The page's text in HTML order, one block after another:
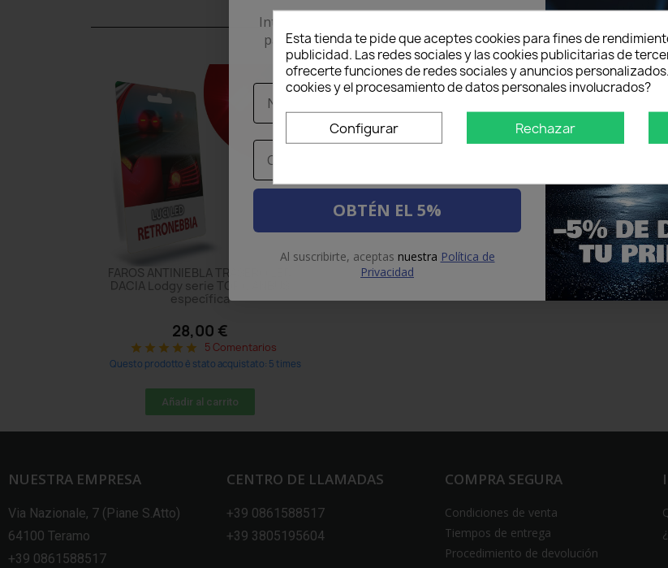
FAROS ANTINIEBLA TRASERO LED
DACIA Lodgy serie TOP CANBUS
específica
28,00 €
star star star star star 5 Comentarios
Questo prodotto è stato acquistato: 5 times
Añadir al carrito
NUESTRA EMPRESA
Via Nazionale, 7 (Piane S.Atto)
64100 Teramo
+39 0861588517
CENTRO DE LLAMADAS
+39 0861588517
+39 3805195604
COMPRA SEGURA
Condiciones de venta
Tiempos de entrega
Procedimiento de devolución
Esta tienda te pide que aceptes cookies para fines de
publicidad. Las redes sociales y las cookies publicitarias de
ofrecerte funciones de redes sociales y anuncios
cookies y el procesamiento de datos personales involucrados?
Configurar Rechazar
Introduce tu correo electrónico aquí abajo
para recibir un5% DE DESCUENTOen tu
primer pedido.
Nome
Email
OBTÉN EL 5%
Al suscribirte, aceptas nuestra Política de
Privacidad